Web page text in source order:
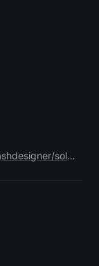
medium.com/slashdesigner/solomeina-e52d98c772ce